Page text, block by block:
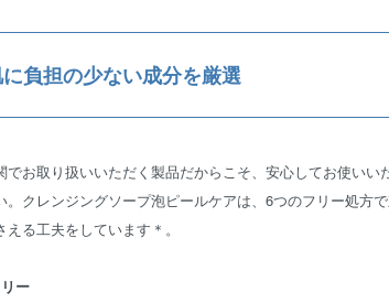
負担の少ない成分を厳選
でお取り扱いいただく製品だからこそ、安心してお使いい
。クレンジングソープ泡ピールケアは、6つのフリー処方
える工夫をしています＊。
ー